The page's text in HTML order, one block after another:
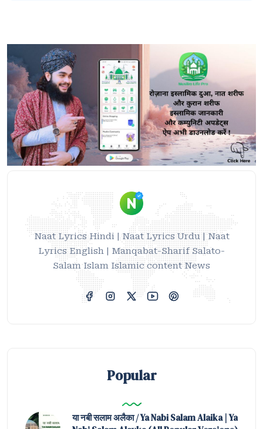
Naat Lyrics Hindi | Naat Lyrics Urdu | Naat
Lyrics English | Manqabat-Sharif Salato-
Salam Islam Islamic content News
Popular
या नबी सलाम अलैका / Ya Nabi Salam Alaika | Ya